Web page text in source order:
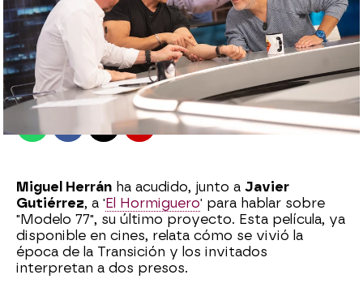
El Hormiguero
Madrid
Publicado:10 de octubre de 2022, 23:06
WhatsappFacebook
X Flipboard
Miguel Herrán ha acudido, junto a Javier
Gutiérrez, a ' El Hormiguero' para hablar sobre
"Modelo 77", su último proyecto. Esta película, ya
disponible en cines, relata cómo se vivió la
época de la Transición y los invitados
interpretan a dos presos.